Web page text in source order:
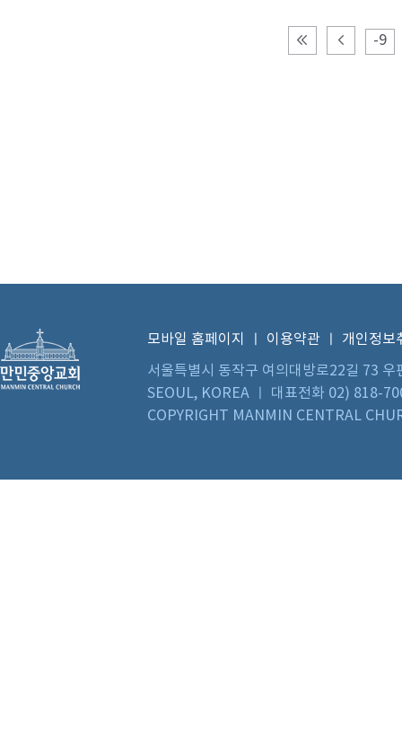
-9
모바일 홈페이지 이용약관
개인정보
서울특별시 동작구 여의대방로22길 73
SEOUL, KOREA ㅣ 대표전화 02) 818-
COPYRIGHT MANMIN CENTRAL